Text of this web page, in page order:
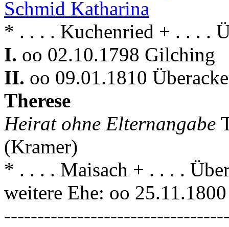
Schmid Katharina
* . . . . Kuchenried + . . . .
I. oo 02.10.1798 Gilching
II. oo 09.01.1810
Therese
Heirat ohne Elternangabe
(Kramer)
* . . . . Maisach + . . . .
weitere Ehe: oo